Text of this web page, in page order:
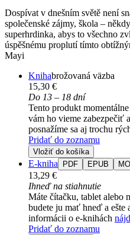
Dospívat v dnešním světě není
společenské zájmy, škola –
superhrdinka, abys to všechno
úspěšnému proplutí tímto
Mayi
Knihabrožovaná väzba
15,30 €
Do 13 – 18 dní
Tento produkt
vám ho vieme zabezpečiť
posnažíme sa aj trochu
Pridať do zoznamu
Vložiť do košíka
E-kniha PDF EPUB
13,29 €
Ihneď na stiahnutie
Máte čítačku, tablet alebo
budete ju mať hneď a ešte
informácii o e-knihách
Pridať do zoznamu